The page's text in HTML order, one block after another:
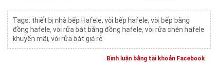
Tags: thiết bị nhà bếp Hafele, vòi bếp hafele, vòi bếp bằng
đồng hafele, vòi rửa bát bằng đồng hafele, vòi rửa chén hafele
khuyến mãi, vòi rửa bát giá rẻ
Bình luận bằng tài khoản Facebook